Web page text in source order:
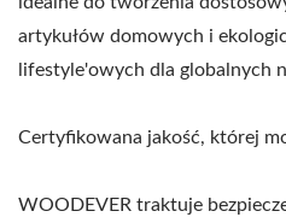
artykułów domowych i
lifestyle'owych dla globalnych
Certyfikowana jakość, której
WOODEVER traktuje